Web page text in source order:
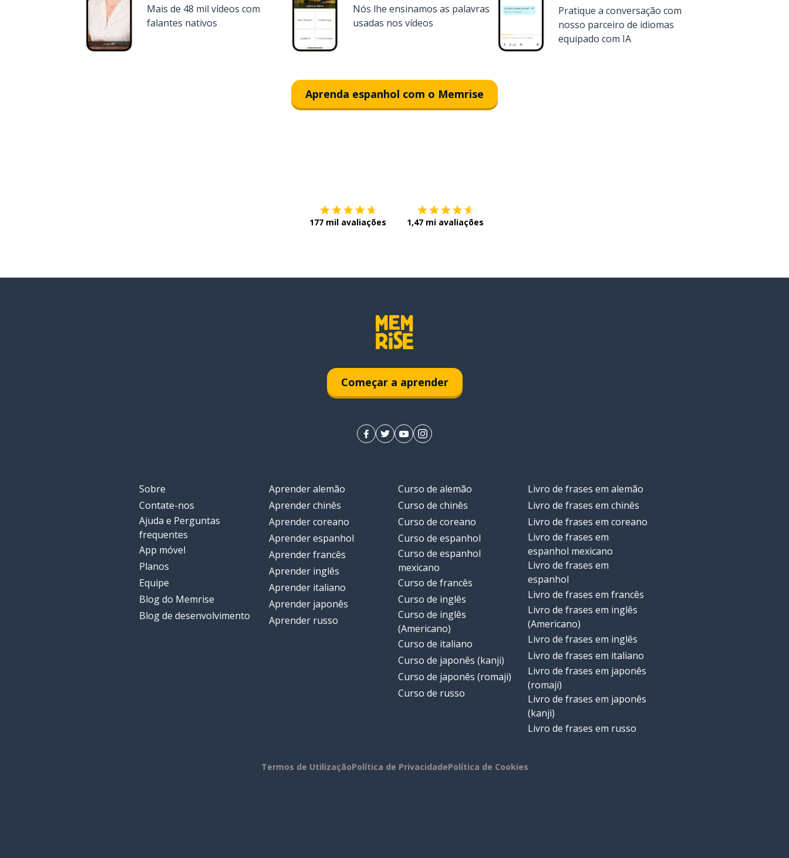
Mais de 48 mil vídeos com
falantes nativos
Nós lhe ensinamos as palavras
usadas nos vídeos
Pratique a conversação com
nosso parceiro de idiomas
equipado com IA
Aprenda espanhol com o Memrise
177 mil avaliações 1,47 mi avaliações
Começar a aprender
Sobre
Contate-nos
Ajuda e Perguntas
frequentes
App móvel
Planos
Equipe
Blog do Memrise
Blog de desenvolvimento
Aprender alemão
Aprender chinês
Aprender coreano
Aprender espanhol
Aprender francês
Aprender inglês
Aprender italiano
Aprender japonês
Aprender russo
Curso de alemão
Curso de chinês
Curso de coreano
Curso de espanhol
Curso de espanhol
mexicano
Curso de francês
Curso de inglês
Curso de inglês
(Americano)
Curso de italiano
Curso de japonês (kanji)
Curso de japonês (romaji)
Curso de russo
Livro de frases em alemão
Livro de frases em chinês
Livro de frases em coreano
Livro de frases em
espanhol mexicano
Livro de frases em
espanhol
Livro de frases em francês
Livro de frases em inglês
(Americano)
Livro de frases em inglês
Livro de frases em italiano
Livro de frases em japonês
(romaji)
Livro de frases em japonês
(kanji)
Livro de frases em russo
Termos de UtilizaçãoPolítica de PrivacidadePolítica de Cookies